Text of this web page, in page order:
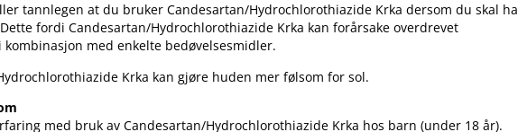
tannlegen at du bruker Candesartan​/​Hydrochlorothiazide Krka dersom du skal ha
fordi Candesartan​/​Hydrochlorothiazide Krka kan forårsake overdrevet
med enkelte bedøvelsesmidler.
Krka kan gjøre huden mer følsom for sol.
med bruk av Candesartan​/​Hydrochlorothiazide Krka hos barn (under 18 år).